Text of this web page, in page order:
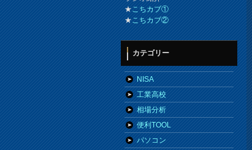
★こちカブ①
★こちカブ②
カテゴリー
NISA
工業高校
相場分析
便利TOOL
パソコン